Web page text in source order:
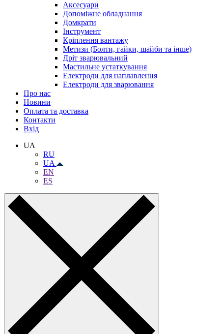
Аксесуари
Допоміжне обладнання
Домкрати
Інструмент
Кріплення вантажу
Метизи (Болти, гайки, шайби та інше)
Дріт зварювальний
Мастильне устаткування
Електроди для наплавлення
Електроди для зварювання
Про нас
Новини
Оплата та доставка
Контакти
Вхiд
UA
RU
UA
EN
ES